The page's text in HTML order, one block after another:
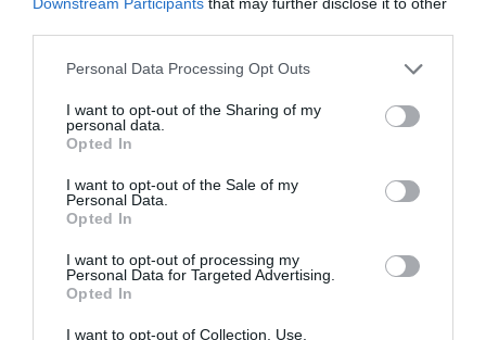
Personal Data Processing Opt Outs
I want to opt-out of the Sharing of my
personal data.
Opted In
I want to opt-out of the Sale of my
Personal Data.
Opted In
I want to opt-out of processing my
Personal Data for Targeted Advertising.
Opted In
I want to opt-out of Collection, Use,
Vaccinarea a devenit obligatorie în Italia pentru
profesori, atât pentru cei din învătământul de stat,
cât și pentru cei de la școlile private.
Părinții copilului sunt, potrivit lui Limonta, de origine
chineză și sunt deosebit de precauți cu privire la
virus, mai scrie La Stampa, citată de Mediafax.